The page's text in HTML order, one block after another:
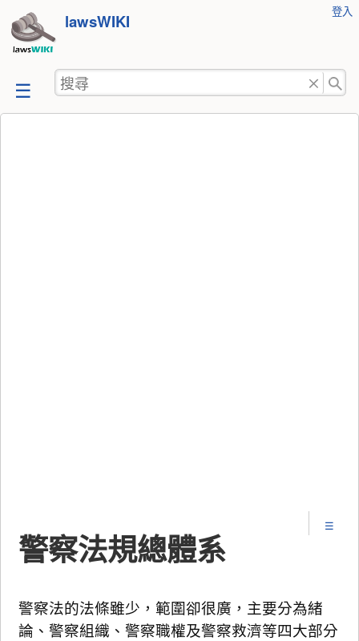
跳
至
容
lawsWIKI
工
登入
搜
尋
警察法規總體系
警察法的法條雖少，範圍卻很廣，主要分為緒
論、警察組織、警察職權及警察救濟等四大部分